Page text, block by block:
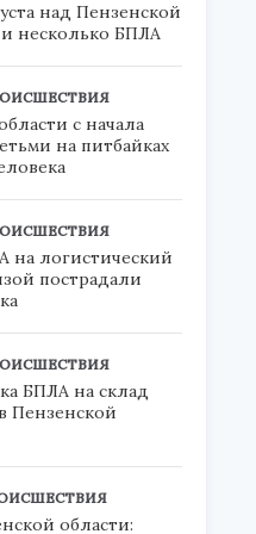
над Пензенской
несколько БПЛА
с начала
на питбайках
на логистический
пострадали
БПЛА на склад
Пензенской
области: